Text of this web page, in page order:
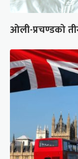
ओली-प्रचण्डको